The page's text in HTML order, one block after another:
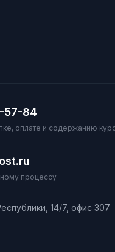
57-84
оплате и содержанию
процессу
14/7, офис 307